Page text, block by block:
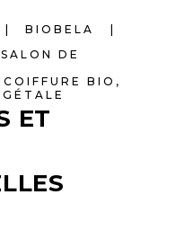
BIOBELA
DE
BIO ,
ET